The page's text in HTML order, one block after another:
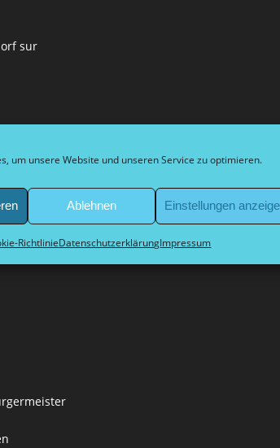
um unsere Website und unseren Service zu optimieren.
Ablehnen Einstellungen
RichtlinieDatenschutzerklärungImpressum
sur
place